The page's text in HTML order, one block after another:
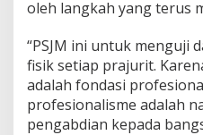
oleh langkah yang terus
“PSJM ini untuk menguji
fisik setiap prajurit.
adalah fondasi
profesionalisme adalah
pengabdian kepada